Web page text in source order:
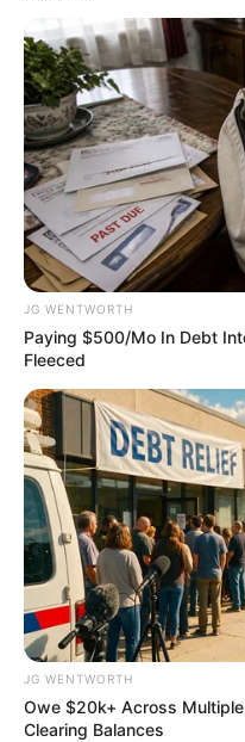
Busting Movie Myths!
Reflect Reality
BRAINBERRIES
2025’s Most Impactful
BRAINBERRIES
JG WENTWORTH
Paying $500/Mo In Debt
Fleeced
JG WENTWORTH
Owe $20k+ Across
Clearing Balances